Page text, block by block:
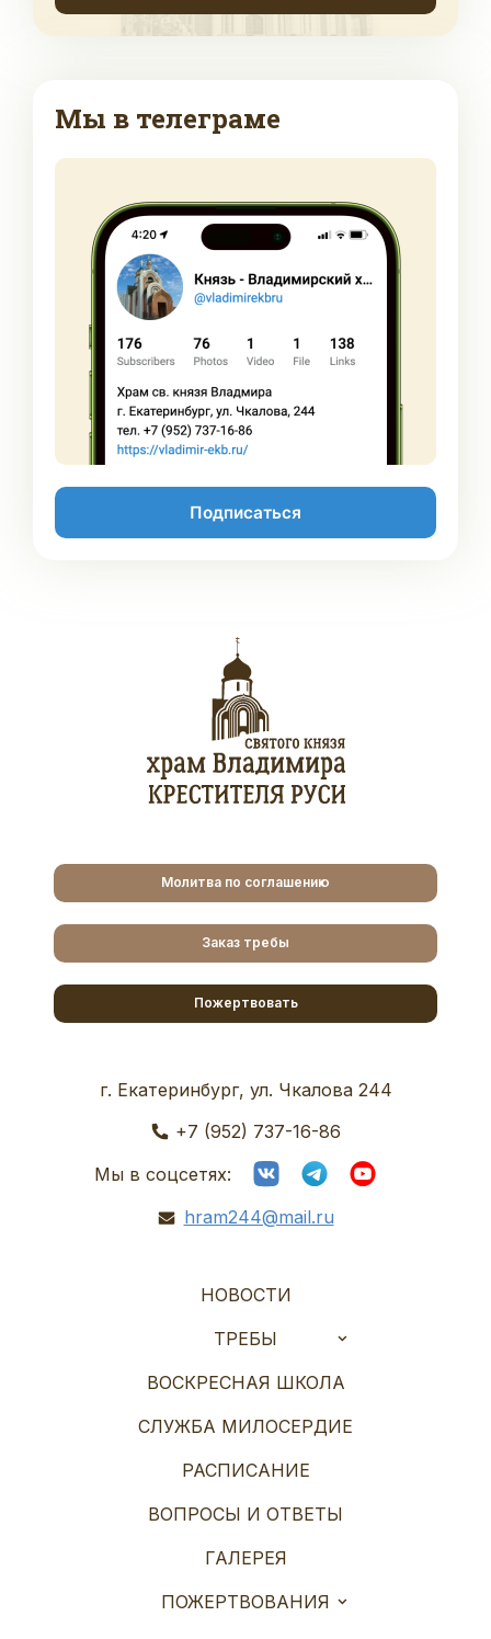
Мы в телеграме
Подписаться
Молитва по соглашению
Заказ требы
Пожертвовать
г. Екатеринбург, ул. Чкалова 244
+7 (952) 737-16-86
Мы в соцсетях:
hram244@mail.ru
НОВОСТИ
ТРЕБЫ
ВОСКРЕСНАЯ ШКОЛА
СЛУЖБА МИЛОСЕРДИЕ
РАСПИСАНИЕ
ВОПРОСЫ И ОТВЕТЫ
ГАЛЕРЕЯ
ПОЖЕРТВОВАНИЯ